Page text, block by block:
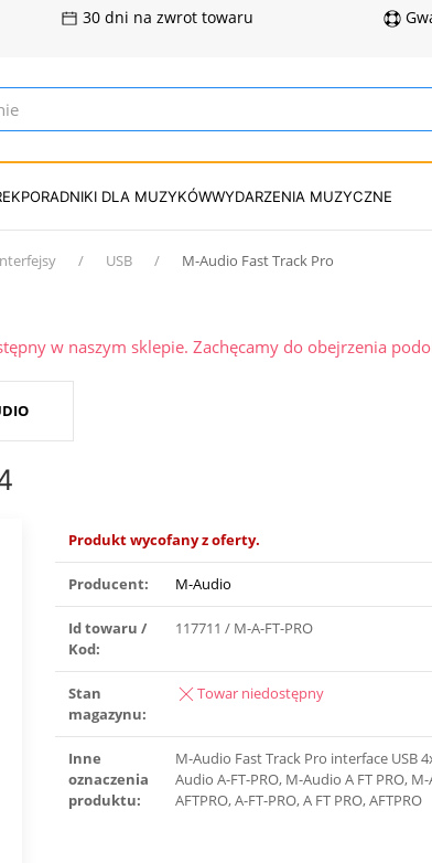
30 dni na zwrot towaru
PORADNIKI DLA MUZYKÓWWYDARZENIA MUZYCZNE
USB M-Audio Fast Track Pro
w naszym sklepie. Zachęcamy do obejrzenia
Produkt wycofany z oferty.
Producent: M-Audio
Id towaru /
Kod:
117711 / M-A-FT-PRO
Stan
magazynu:
Towar niedostępny
Inne
oznaczenia
produktu:
M-Audio Fast Track Pro interface USB
Audio A-FT-PRO, M-Audio A FT PRO,
AFTPRO, A-FT-PRO, A FT PRO, AFTPRO